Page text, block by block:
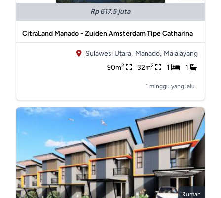
Rp 617.5 juta
CitraLand Manado - Zuiden Amsterdam Tipe Catharina
Sulawesi Utara, Manado, Malalayang
90m2 32m2 1 1
1 minggu yang lalu
Rumah